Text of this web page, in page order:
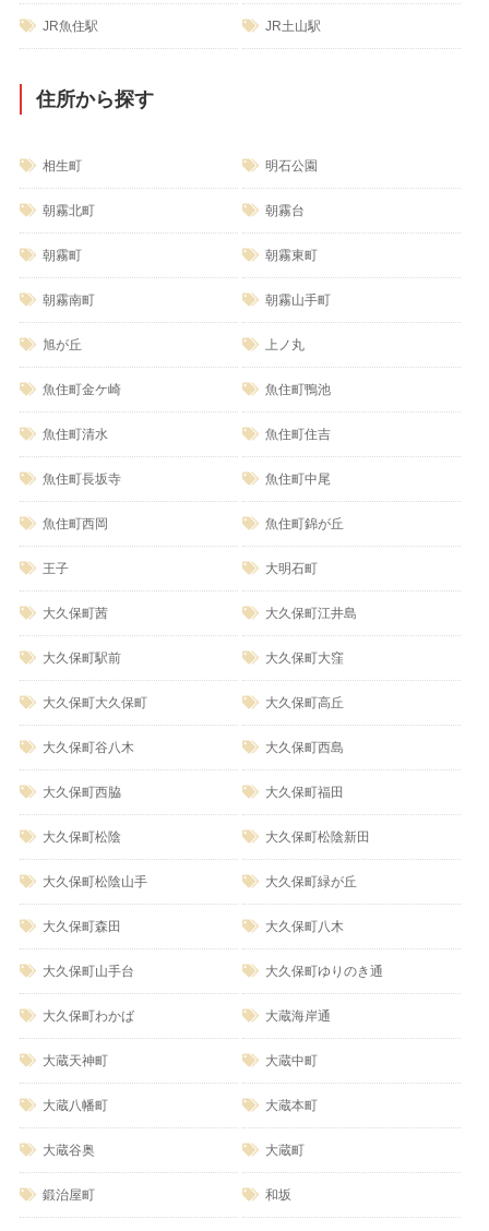
JR魚住駅 JR土山駅
住所から探す
相生町 明石公園
朝霧北町 朝霧台
朝霧町 朝霧東町
朝霧南町 朝霧山手町
旭が丘 上ノ丸
魚住町金ケ崎 魚住町鴨池
魚住町清水 魚住町住吉
魚住町長坂寺 魚住町中尾
魚住町西岡 魚住町錦が丘
王子 大明石町
大久保町茜 大久保町江井島
大久保町駅前 大久保町大窪
大久保町大久保町 大久保町高丘
大久保町谷八木 大久保町西島
大久保町西脇 大久保町福田
大久保町松陰 大久保町松陰新田
大久保町松陰山手 大久保町緑が丘
大久保町森田 大久保町八木
大久保町山手台 大久保町ゆりのき通
大久保町わかば 大蔵海岸通
大蔵天神町 大蔵中町
大蔵八幡町 大蔵本町
大蔵谷奥 大蔵町
鍛治屋町 和坂